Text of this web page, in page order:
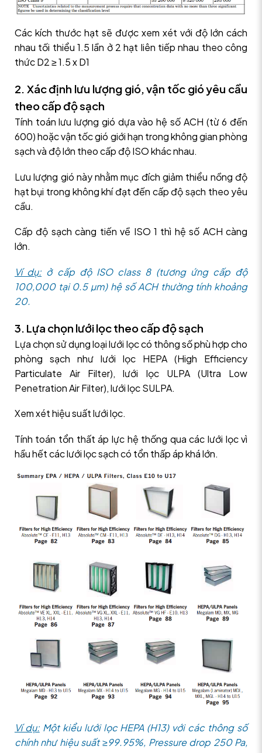
Các kích thước hạt sẽ được xem xét với độ lớn cách
nhau tối thiểu 1.5 lần ở 2 hạt liên tiếp nhau theo công
thức D2 ≥ 1.5 x D1
2. Xác định lưu lượng gió, vận tốc gió yêu cầu
theo cấp độ sạch
Tính toán lưu lượng gió dựa vào hệ số ACH (từ 6 đến
600) hoặc vận tốc gió giới hạn trong không gian phòng
sạch và độ lớn theo cấp độ ISO khác nhau.
Lưu lượng gió này nhằm mục đích giảm thiểu nồng độ
hạt bụi trong không khí đạt đến cấp độ sạch theo yêu
cầu.
Cấp độ sạch càng tiến về ISO 1 thì hệ số ACH càng
lớn.
Ví dụ: ở cấp độ ISO class 8 (tương ứng cấp độ
100,000 tại 0.5 µm) hệ số ACH thường tính khoảng
20.
3. Lựa chọn lưới lọc theo cấp độ sạch
Lựa chọn sử dụng loại lưới lọc có thông số phù hợp cho
phòng sạch như lưới lọc HEPA (High Efficiency
Particulate Air Filter), lưới lọc ULPA (Ultra Low
Penetration Air Filter), lưới lọc SULPA.
Xem xét hiệu suất lưới lọc.
Tính toán tổn thất áp lực hệ thống qua các lưới lọc vì
hầu hết các lưới lọc sạch có tổn thấp áp khá lớn.
Ví dụ:Một kiểu lưới lọc HEPA (H13) với các thông số
chính như hiệu suất ≥99.95%, Pressure drop 250 Pa,